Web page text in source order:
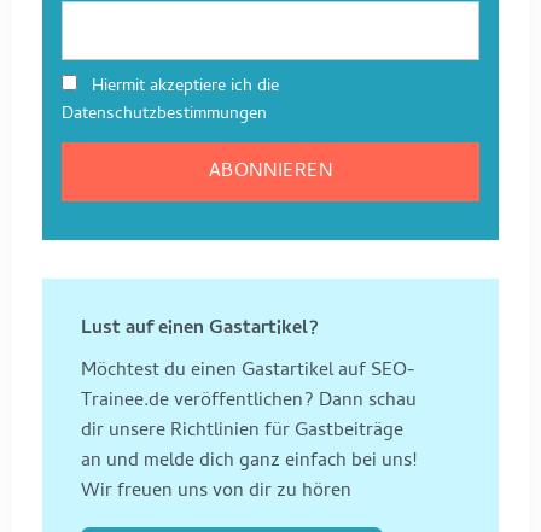
Hiermit akzeptiere ich die
Datenschutzbestimmungen
Lust auf einen Gastartikel?
Möchtest du einen Gastartikel auf SEO-
Trainee.de veröffentlichen? Dann schau
dir unsere Richtlinien für Gastbeiträge
an und melde dich ganz einfach bei uns!
Wir freuen uns von dir zu hören